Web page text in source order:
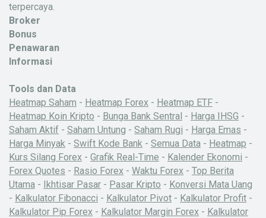
terpercaya.
Broker
Bonus
Penawaran
Informasi
Tools dan Data
Heatmap Saham - Heatmap Forex - Heatmap ETF -
Heatmap Koin Kripto - Bunga Bank Sentral - Harga IHSG -
Saham Aktif - Saham Untung - Saham Rugi - Harga Emas -
Harga Minyak - Swift Kode Bank - Semua Data - Heatmap -
Kurs Silang Forex - Grafik Real-Time - Kalender Ekonomi -
Forex Quotes - Rasio Forex - Waktu Forex - Top Berita
Utama - Ikhtisar Pasar - Pasar Kripto - Konversi Mata Uang
- Kalkulator Fibonacci - Kalkulator Pivot - Kalkulator Profit -
Kalkulator Pip Forex - Kalkulator Margin Forex - Kalkulator